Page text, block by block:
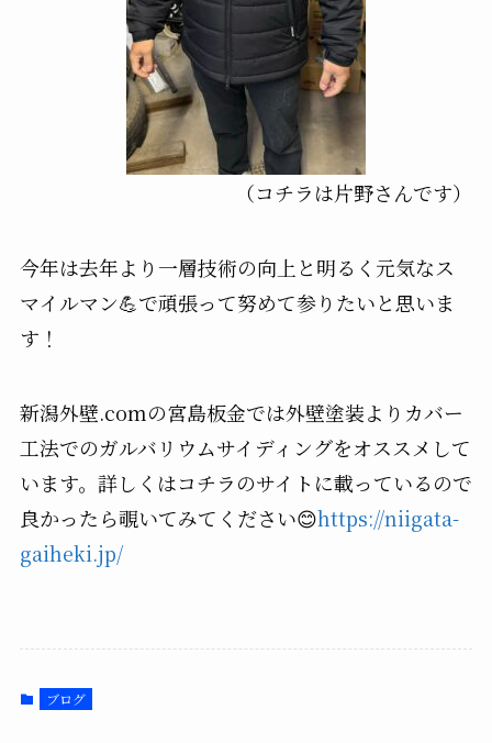
（コチラは片野さんです）
今年は去年より一層技術の向上と明るく元気なス
マイルマン💪で頑張って努めて参りたいと思いま
す！
新潟外壁.comの宮島板金では外壁塗装よりカバー
工法でのガルバリウムサイディングをオススメして
います。詳しくはコチラのサイトに載っているので
良かったら覗いてみてください😊https://niigata-
gaiheki.jp/
ブログ